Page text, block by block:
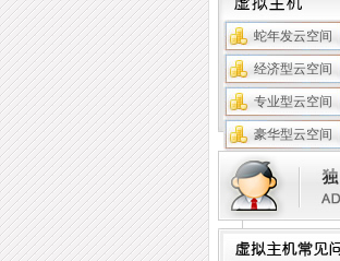
蛇年发云空间
经济型云空间
专业型云空间
豪华型云空间
TAG: 域名注册